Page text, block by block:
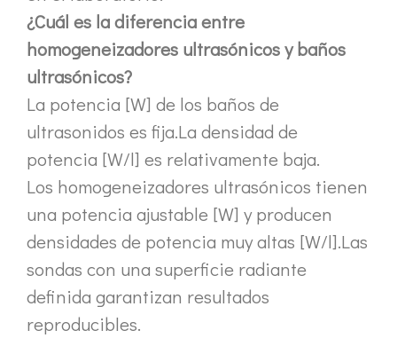
Actualmente, la investigación sobre la extracción de antioxidantes
¿Cuál es la diferencia entre
homogeneizadores ultrasónicos y baños
ultrasónicos?
La potencia [W] de los baños de
ultrasonidos es fija.La densidad de
potencia [W/l] es relativamente baja.
Los homogeneizadores ultrasónicos tienen
una potencia ajustable [W] y producen
densidades de potencia muy altas [W/l].Las
sondas con una superficie radiante
definida garantizan resultados
reproducibles.